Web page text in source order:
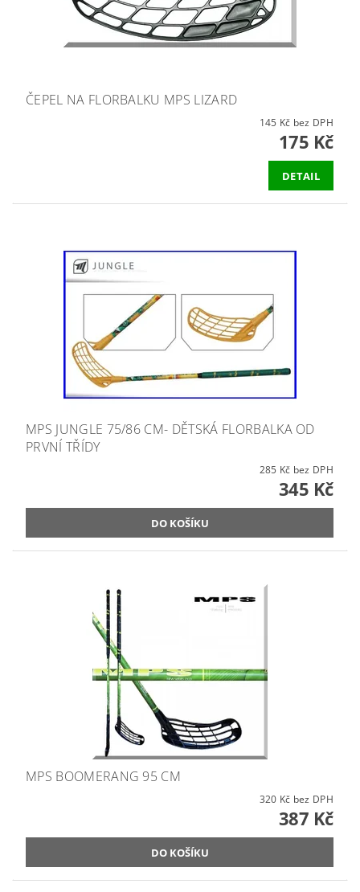
ČEPEL NA FLORBALKU MPS LIZARD
145 Kč bez DPH
175 Kč
DETAIL
MPS JUNGLE 75/86 CM- DĚTSKÁ FLORBALKA OD
PRVNÍ TŘÍDY
285 Kč bez DPH
345 Kč
MPS BOOMERANG 95 CM
320 Kč bez DPH
387 Kč